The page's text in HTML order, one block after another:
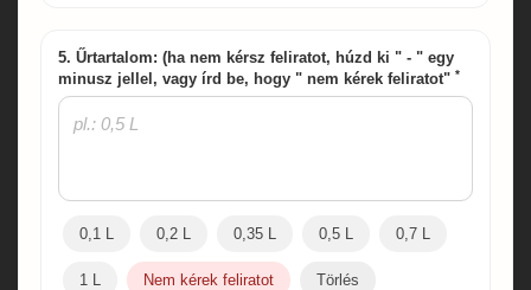
5. Űrtartalom: (ha nem kérsz feliratot, húzd ki " - " egy
minusz jellel, vagy írd be, hogy " nem kérek feliratot" *
0,1 L 0,2 L 0,35 L 0,5 L 0,7 L
1 L Nem kérek feliratot Törlés